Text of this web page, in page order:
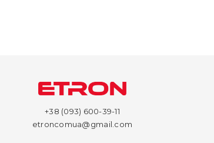
+38 (093) 600-39-11
etroncomua@gmail.com